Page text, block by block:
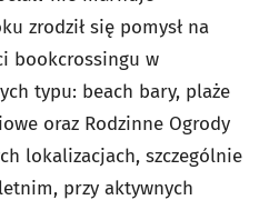
zrodził się pomysł na
bookcrossingu w
typu: beach bary, plaże
oraz Rodzinne Ogrody
lokalizacjach, szczególnie
przy aktywnych